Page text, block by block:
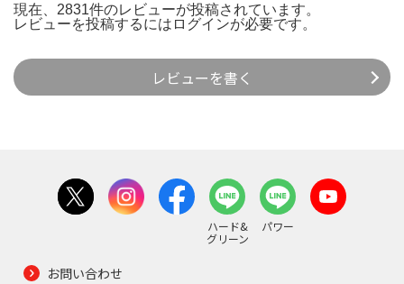
現在、2831件のレビューが投稿されています。
レビューを投稿するには ログインが必要です。
レビューを書く
ハード&
グリーン
パワー
お問い合わせ